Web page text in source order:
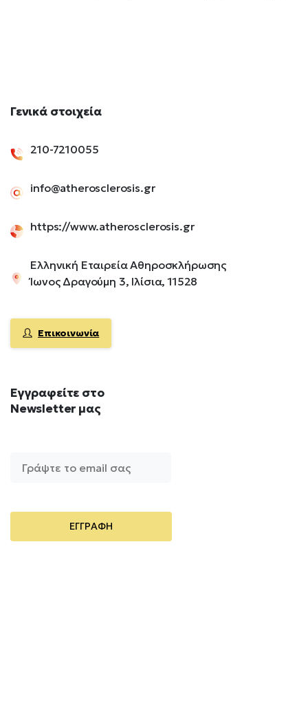
Γενικά στοιχεία
210-7210055
info@atherosclerosis.gr
https://www.atherosclerosis.gr
Ελληνική Εταιρεία Αθηροσκλήρωσης
Ίωνος Δραγούμη 3, Ιλίσια, 11528
Επικοινωνία
Εγγραφείτε στο
Newsletter μας